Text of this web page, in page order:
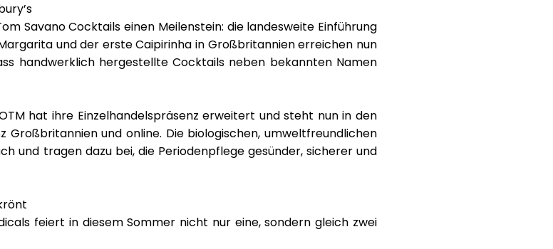
Savano Cocktails einen Meilenstein: die landesweite Einführung
und der ersteCaipirinha in Großbritannien erreichen nun
handwerklich hergestellte Cocktails neben bekannten Namen
hat ihre Einzelhandelspräsenz erweitert und steht nun in den
Großbritannien und online. Die biologischen, umweltfreundlichen
und tragen dazu bei, die Periodenpflege gesünder, sicherer und
feiert in diesem Sommer nicht nur eine, sondern gleich zwei